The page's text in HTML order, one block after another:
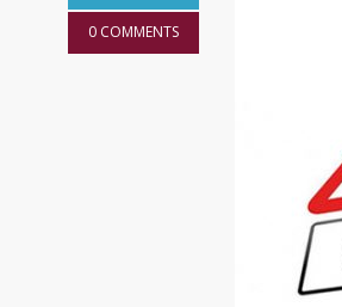
0 COMMENTS